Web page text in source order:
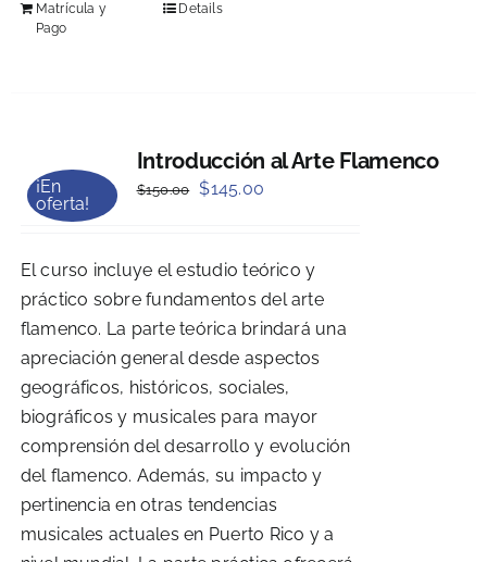
Matrícula y
Pago
Details
¡En
oferta!
Introducción al Arte Flamenco
$150.00 Original
$150.00.
$145.00
$145.00.
El curso incluye el estudio teórico y
práctico sobre fundamentos del arte
flamenco. La parte teórica brindará una
apreciación general desde aspectos
geográficos, históricos, sociales,
biográficos y musicales para mayor
comprensión del desarrollo y evolución
del flamenco. Además, su impacto y
pertinencia en otras tendencias
musicales actuales en Puerto Rico y a